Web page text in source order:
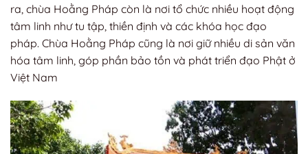
ra, chùa Hoằng Pháp còn là nơi tổ chức nhiều hoạt động
tâm linh như tu tập, thiền định và các khóa học đạo
pháp. Chùa Hoằng Pháp cũng là nơi giữ nhiều di sản văn
hóa tâm linh, góp phần bảo tồn và phát triển đạo Phật ở
Việt Nam